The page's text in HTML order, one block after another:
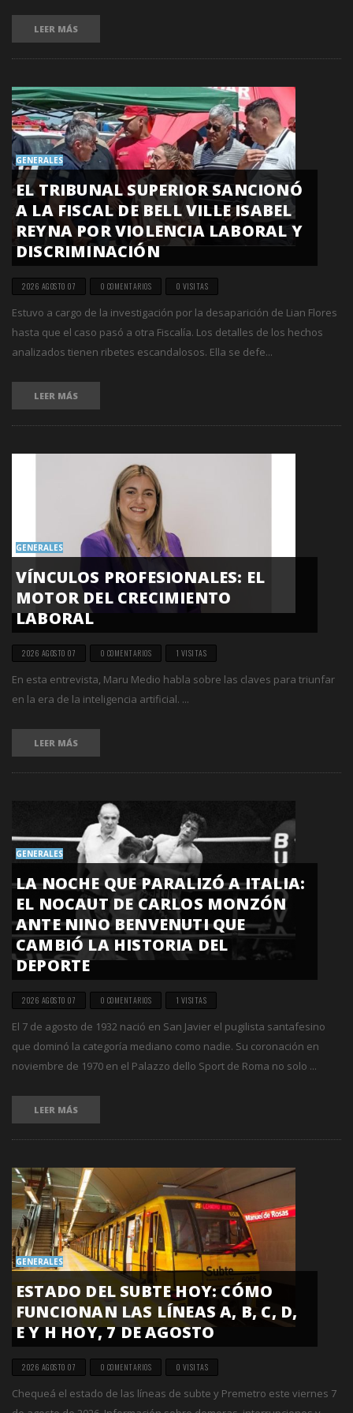
LEER MÁS
GENERALES
EL TRIBUNAL SUPERIOR SANCIONÓ
A LA FISCAL DE BELL VILLE ISABEL
REYNA POR VIOLENCIA LABORAL Y
DISCRIMINACIÓN
2026 AGOSTO 07 0 COMENTARIOS 0 VISITAS
Estuvo a cargo de la investigación por la desaparición de Lian Flores
hasta que el caso pasó a otra Fiscalía. Los detalles de los hechos
analizados tienen ribetes escandalosos. Ella se defe...
LEER MÁS
GENERALES
VÍNCULOS PROFESIONALES: EL
MOTOR DEL CRECIMIENTO
LABORAL
2026 AGOSTO 07 0 COMENTARIOS 1 VISITAS
En esta entrevista, Maru Medio habla sobre las claves para triunfar
en la era de la inteligencia artificial. ...
LEER MÁS
GENERALES
LA NOCHE QUE PARALIZÓ A ITALIA:
EL NOCAUT DE CARLOS MONZÓN
ANTE NINO BENVENUTI QUE
CAMBIÓ LA HISTORIA DEL
DEPORTE
2026 AGOSTO 07 0 COMENTARIOS 1 VISITAS
El 7 de agosto de 1932 nació en San Javier el pugilista santafesino
que dominó la categoría mediano como nadie. Su coronación en
noviembre de 1970 en el Palazzo dello Sport de Roma no solo ...
LEER MÁS
GENERALES
ESTADO DEL SUBTE HOY: CÓMO
FUNCIONAN LAS LÍNEAS A, B, C, D,
E Y H HOY, 7 DE AGOSTO
2026 AGOSTO 07 0 COMENTARIOS 0 VISITAS
Chequeá el estado de las líneas de subte y Premetro este viernes 7